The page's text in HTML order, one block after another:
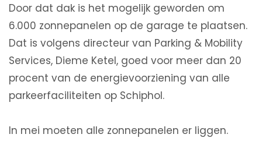
Door dat dak is het mogelijk geworden om
6.000 zonnepanelen op de garage te plaatsen.
Dat is volgens directeur van Parking & Mobility
Services, Dieme Ketel, goed voor meer dan 20
procent van de energievoorziening van alle
parkeerfaciliteiten op Schiphol.
In mei moeten alle zonnepanelen er liggen.